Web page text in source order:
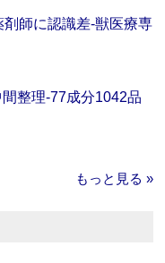
剤師に認識差‐獣医療専
整理‐77成分1042品
もっと見る »